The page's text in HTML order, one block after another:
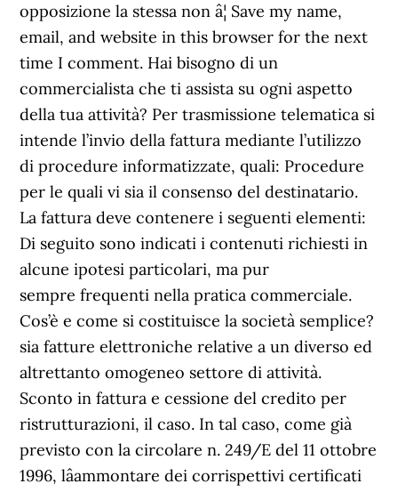
opposizione la stessa non â¦ Save my name,
email, and website in this browser for the next
time I comment. Hai bisogno di un
commercialista che ti assista su ogni aspetto
della tua attività? Per trasmissione telematica si
intende l’invio della fattura mediante l’utilizzo
di procedure informatizzate, quali: Procedure
per le quali vi sia il consenso del destinatario.
La fattura deve contenere i seguenti elementi:
Di seguito sono indicati i contenuti richiesti in
alcune ipotesi particolari, ma pur
sempre frequenti nella pratica commerciale.
Cos’è e come si costituisce la società semplice?
sia fatture elettroniche relative a un diverso ed
altrettanto omogeneo settore di attività.
Sconto in fattura e cessione del credito per
ristrutturazioni, il caso. In tal caso, come già
previsto con la circolare n. 249/E del 11 ottobre
1996, lâammontare dei corrispettivi certificati